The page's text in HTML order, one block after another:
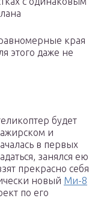
края
этого даже не
будет
и
в первых
занялся ею
прекрасно себя
новый Ми-8
по его